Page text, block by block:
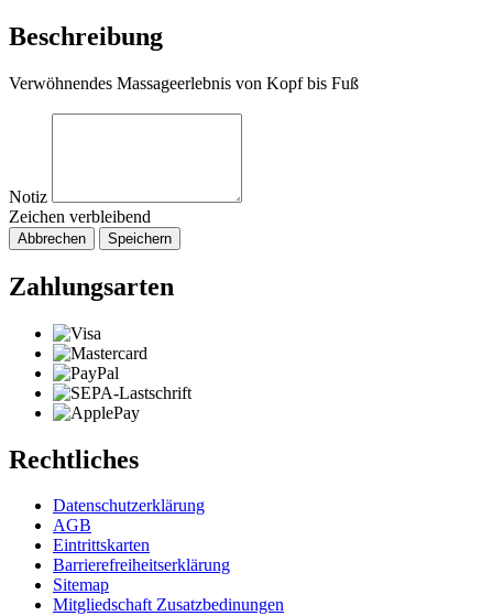
Beschreibung
Verwöhnendes Massageerlebnis von Kopf bis Fuß
Notiz
Zeichen verbleibend
Abbrechen Speichern
Zahlungsarten
Rechtliches
Datenschutzerklärung
AGB
Eintrittskarten
Barrierefreiheitserklärung
Sitemap
Mitgliedschaft Zusatzbedinungen